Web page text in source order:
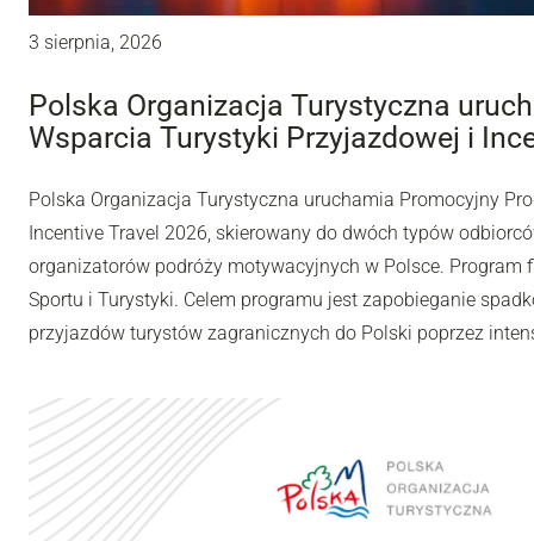
3 sierpnia, 2026
Polska Organizacja Turystyczna
Wsparcia Turystyki Przyjazdowej i
Polska Organizacja Turystyczna uruchamia Promocyjny
Incentive Travel 2026, skierowany do dwóch typów
organizatorów podróży motywacyjnych w Polsce.
Sportu i Turystyki. Celem programu jest zapobieganie
przyjazdów turystów zagranicznych do Polski poprzez